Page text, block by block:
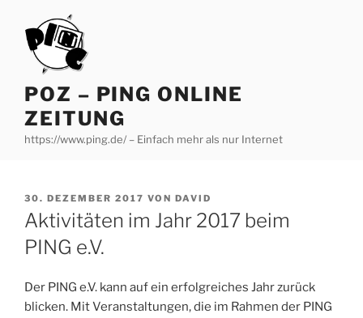
Inhalt
springen
POZ – PING ONLINE
ZEITUNG
https://www.ping.de/ – Einfach mehr als nur Internet
VERÖFFENTLICHT
AM
30. DEZEMBER 2017 VON DAVID
Aktivitäten im Jahr 2017 beim
PING e.V.
Der PING e.V. kann auf ein erfolgreiches Jahr zurück
blicken. Mit Veranstaltungen, die im Rahmen der PING